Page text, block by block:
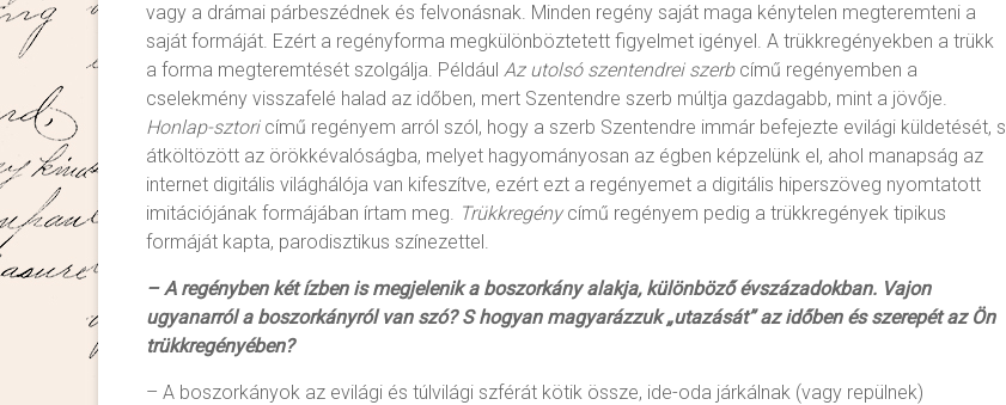
vagy a drámai párbeszédnek és felvonásnak. Minden regény saját maga kénytelen megteremteni a
saját formáját. Ezért a regényforma megkülönböztetett figyelmet igényel. A trükkregényekben a trükk
a forma megteremtését szolgálja. Például Az utolsó szentendrei szerbcímű regényemben a
cselekmény visszafelé halad az időben, mert Szentendre szerb múltja gazdagabb, mint a jövője.
Honlap-sztoricímű regényem arról szól, hogy a szerb Szentendre immár befejezte evilági küldetését, s
átköltözött az örökkévalóságba, melyet hagyományosan az égben képzelünk el, ahol manapság az
internet digitális világhálója van kifeszítve, ezért ezt a regényemet a digitális hiperszöveg nyomtatott
imitációjának formájában írtam meg. Trükkregénycímű regényem pedig a trükkregények tipikus
formáját kapta, parodisztikus színezettel.
– A regényben két ízben is megjelenik a boszorkány alakja, különböző évszázadokban. Vajon
ugyanarról a boszorkányról van szó? S hogyan magyarázzuk „utazását” az időben és szerepét az Ön
trükkregényében?
– A boszorkányok az evilági és túlvilági szférát kötik össze, ide-oda járkálnak (vagy repülnek)